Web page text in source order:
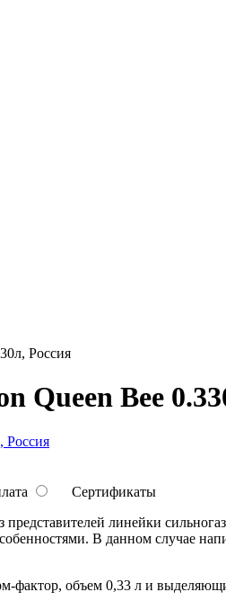
Россия
Queen Bee
Сертификаты
линейки
В данном случае
фактор, объем 0,33 л и